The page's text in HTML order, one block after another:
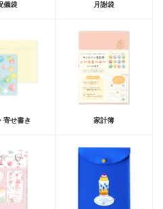
儀袋 月謝袋
寄せ書き 家計簿